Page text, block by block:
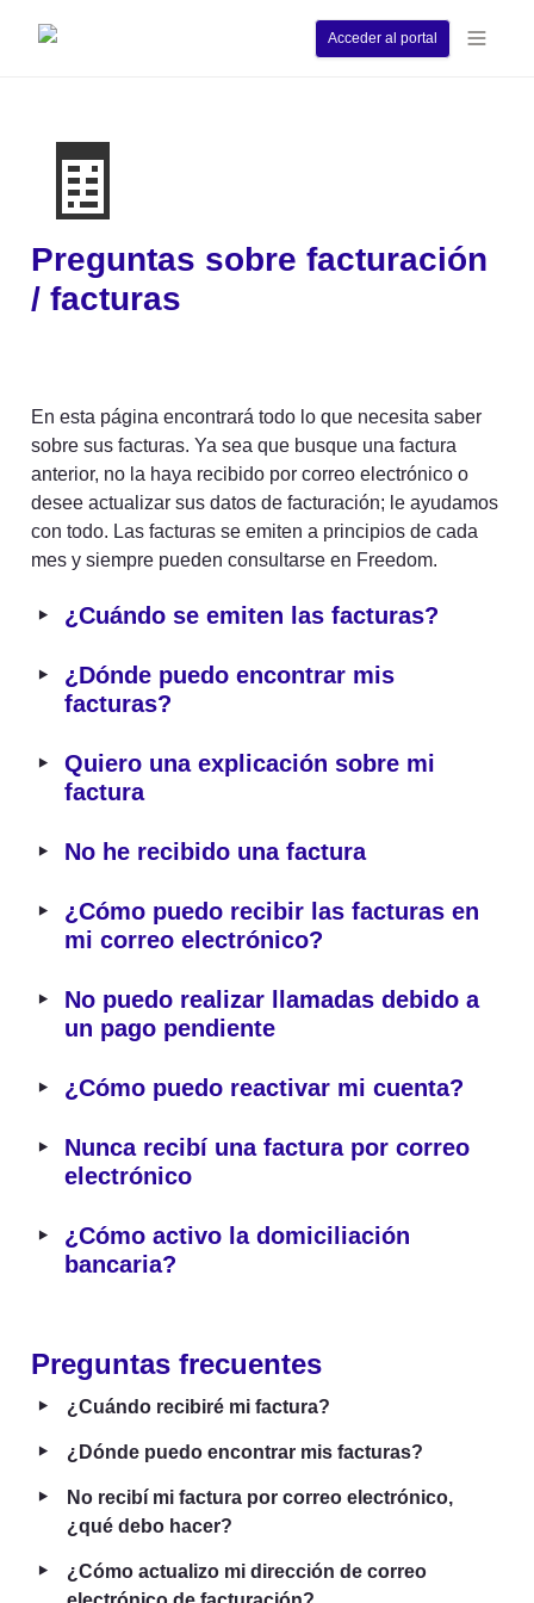
Acceder al portal
🧾
Preguntas sobre facturación
/ facturas
En esta página encontrará todo lo que necesita saber
sobre sus facturas. Ya sea que busque una factura
anterior, no la haya recibido por correo electrónico o
desee actualizar sus datos de facturación; le ayudamos
con todo. Las facturas se emiten a principios de cada
mes y siempre pueden consultarse en Freedom.
‣ ¿Cuándo se emiten las facturas?
‣
¿Dónde puedo encontrar mis
facturas?
‣
Quiero una explicación sobre mi
factura
‣ No he recibido una factura
‣
¿Cómo puedo recibir las facturas en
mi correo electrónico?
‣
No puedo realizar llamadas debido a
un pago pendiente
‣ ¿Cómo puedo reactivar mi cuenta?
‣
Nunca recibí una factura por correo
electrónico
‣
¿Cómo activo la domiciliación
bancaria?
Preguntas frecuentes
‣ ¿Cuándo recibiré mi factura?
‣ ¿Dónde puedo encontrar mis facturas?
‣
No recibí mi factura por correo electrónico,
¿qué debo hacer?
‣
¿Cómo actualizo mi dirección de correo